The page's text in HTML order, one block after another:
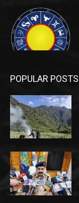
POPULAR POSTS